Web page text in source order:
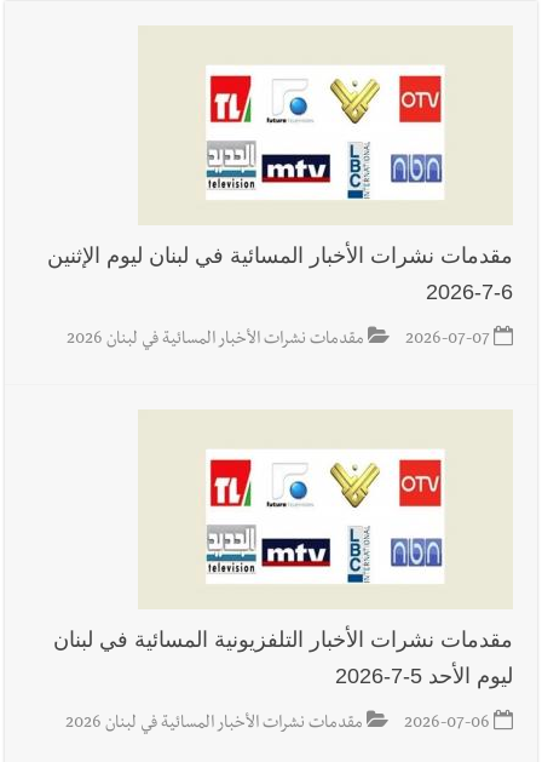
حول الجيش في هذه المرحلة الدقيقة
أخبار لبنان مؤسسة مياه لبنان الجنوبي : جيش العدوالاسرائيلي
يستهدف فرق المؤسسة أثناء عملهم في عيتا الجبل
بوفاة الراحل ميشال معلولي
أخبار لبنان الجيش اللبناني : إصابة أحد العسكريين بجروح طفيفة
نتيجة استهداف إسرائيلي معادٍ لجرافة للجيش في بلدة المنصوري -
أخبار لبنان مسيّرة أسرائيلية القت قنبلة صوتية باتجاه جرافة للجيش
اللبناني خلال عملها في المنصوري ومعلومات أولية عن اصابة أحد
العسكريين
مقدمات نشرات الأخبار المسائية في لبنان ليوم الإثنين
6-7-2026
2026-07-07 مقدمات نشرات الأخبار المسائية في لبنان 2026
مقدمات نشرات الأخبار التلفزيونية المسائية في لبنان
ليوم الأحد 5-7-2026
2026-07-06 مقدمات نشرات الأخبار المسائية في لبنان 2026